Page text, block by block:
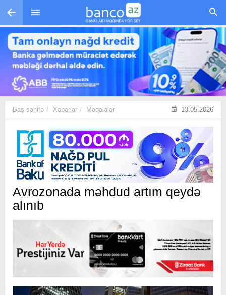
Skip to main content
Baş səhifə Xəbərlər Məqalələr 13.05.2026
Avrozonada məhdud artım qeydə
alınıb